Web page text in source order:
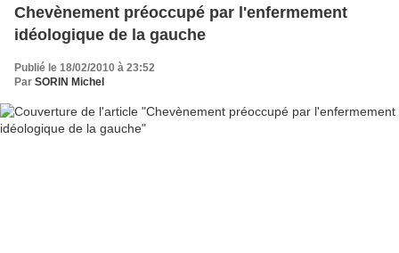
Chevènement préoccupé par l'enfermement
idéologique de la gauche
Publié le 18/02/2010 à 23:52
Par SORIN Michel